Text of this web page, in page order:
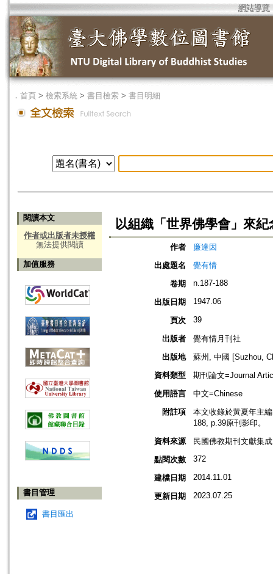
網站導覽
． 首頁 > 檢索系統 > 書目檢索 > 書目明細
閱讀本文
作者或出版者未授權
無法提供閱讀
加值服務
書目管理
書目匯出
以組織「世界佛學會」來紀
作者
廉達因
出處題名
覺有情
卷期
n.187-188
出版日期 1947.06
頁次 39
出版者
覺有情月刊社
出版地
蘇州, 中國 [Suzhou,
資料類型
期刊論文=Journal
使用語言
中文=Chinese
附註項
本文收錄於黃夏年主
188, p.39原刊影印。
資料來源
民國佛教期刊文獻集
點閱次數
372
建檔日期 2014.11.01
更新日期 2023.07.25